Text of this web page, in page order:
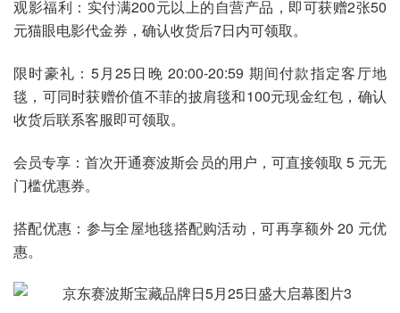
观影福利：实付满200元以上的自营产品，即可获赠2张50
元猫眼电影代金券，确认收货后7日内可领取。
限时豪礼：5月25日晚 20:00-20:59 期间付款指定客厅地
毯，可同时获赠价值不菲的披肩毯和100元现金红包，确认
收货后联系客服即可领取。
会员专享：首次开通赛波斯会员的用户，可直接领取 5 元无
门槛优惠券。
搭配优惠：参与全屋地毯搭配购活动，可再享额外 20 元优
惠。